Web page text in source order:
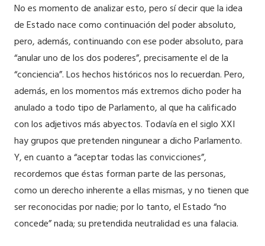
No es momento de analizar esto, pero sí decir que la idea
de Estado nace como continuación del poder absoluto,
pero, además, continuando con ese poder absoluto, para
“anular uno de los dos poderes”, precisamente el de la
“conciencia”. Los hechos históricos nos lo recuerdan. Pero,
además, en los momentos más extremos dicho poder ha
anulado a todo tipo de Parlamento, al que ha calificado
con los adjetivos más abyectos. Todavía en el siglo XXI
hay grupos que pretenden ningunear a dicho Parlamento.
Y, en cuanto a “aceptar todas las convicciones”,
recordemos que éstas forman parte de las personas,
como un derecho inherente a ellas mismas, y no tienen que
ser reconocidas por nadie; por lo tanto, el Estado “no
concede” nada; su pretendida neutralidad es una falacia.